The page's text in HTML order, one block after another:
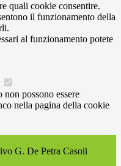
quali cookie consentire.
il funzionamento della
al funzionamento potete
possono essere
nella pagina della cookie
G. De Petra Casoli